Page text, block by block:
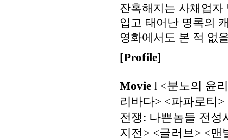
잔혹해지는 사채업
입고 태어난 명록의
영화에서도 본 적 없
[Profile]
Moviel <분노의 윤
리바다> <파파로티
전쟁: 나쁜놈들 전성
지전> <글러브> <맨